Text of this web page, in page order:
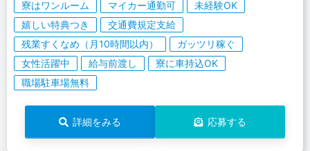
寮はワンルーム マイカー通勤可
未経験OK
嬉しい特典つき
交通費規定支給
残業すくなめ（月10時間以内）
ガッツリ稼ぐ
女性活躍中
給与前渡し
寮に車持込OK
職場駐車場無料
詳細をみる 応募する